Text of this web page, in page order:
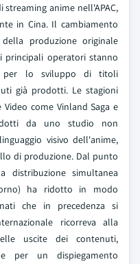
anime nell'APAC,
in Cina. Il cambiamento
produzione originale
principali operatori stanno
per lo sviluppo di titoli
già prodotti. Le stagioni
come Vinland Saga e
da uno studio non
visivo dell'anime,
di produzione. Dal punto
distribuzione simultanea
ha ridotto in modo
che in precedenza si
ricorreva alla
uscite dei contenuti,
per un dispiegamento